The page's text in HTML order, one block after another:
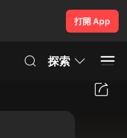
打開 App
探索